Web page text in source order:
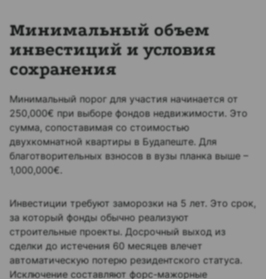
Минимальный объем
инвестиций и условия
сохранения
Минимальный порог для участия начинается от
250,000€ при выборе фондов недвижимости. Это
сумма, сопоставимая со стоимостью
двухкомнатной квартиры в Будапеште. Для
благотворительных взносов в вузы планка выше –
1,000,000€.
Инвестиции требуют заморозки на 5 лет. Это срок,
за который фонды обычно реализуют
строительные проекты. Досрочный выход из
сделки до истечения 60 месяцев влечет
автоматическую потерю резидентского статуса.
Исключение составляют форс-мажорные